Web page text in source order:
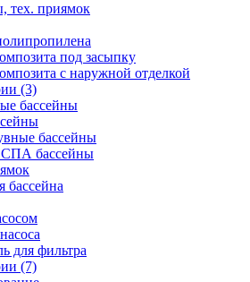
тех. приямок
под засыпку
с наружной отделкой
(3)
бассейны
бассейны
СПА бассейны
бассейна
для фильтра
(7)